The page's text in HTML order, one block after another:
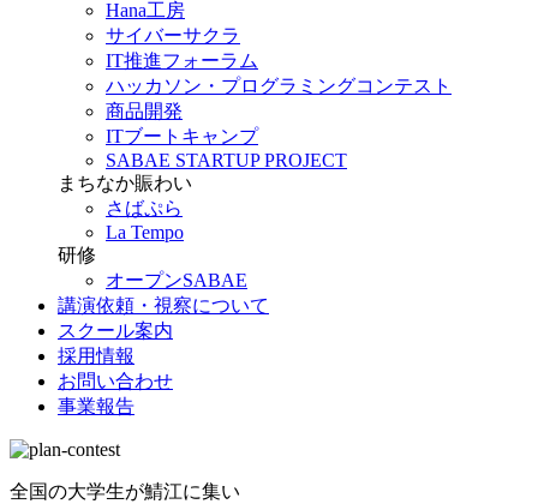
Hana工房
サイバーサクラ
IT推進フォーラム
ハッカソン・プログラミングコンテスト
商品開発
ITブートキャンプ
SABAE STARTUP PROJECT
まちなか賑わい
さばぷら
La Tempo
研修
オープンSABAE
講演依頼・視察について
スクール案内
採用情報
お問い合わせ
事業報告
全国の大学生が鯖江に集い